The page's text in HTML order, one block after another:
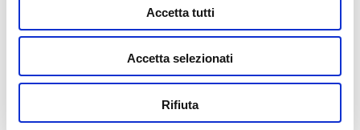
Accetta tutti
Accetta selezionati
Rifiuta